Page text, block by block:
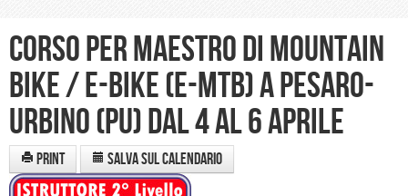
Corso per Maestro di Mountain
Bike / E-Bike (E-Mtb) a Pesaro-
Urbino (PU) dal 4 al 6 aprile
Print Salva sul calendario